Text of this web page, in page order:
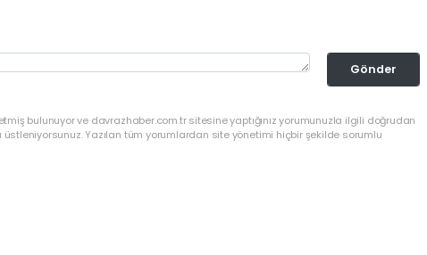
Gönder
bulunuyor ve davrazhaber.com.tr sitesine yaptığınız yorumunuzla ilgili doğrudan
üstleniyorsunuz. Yazılan tüm yorumlardan site yönetimi hiçbir şekilde sorumlu